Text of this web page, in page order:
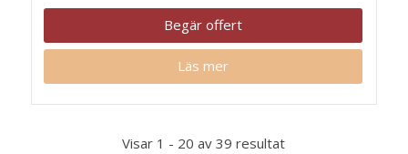
Begär offert
Läs mer
Visar 1 - 20 av 39 resultat